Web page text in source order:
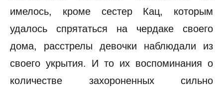
имелось, кроме сестер Кац, которым
удалось спрятаться на чердаке своего
дома, расстрелы девочки наблюдали из
своего укрытия. И то их воспоминания о
количестве захороненных сильно